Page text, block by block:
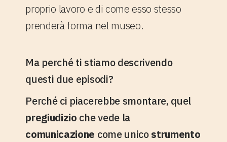
proprio lavoro e di come esso stesso
prenderà forma nel museo.
Ma perché ti stiamo descrivendo
questi due episodi?
Perché ci piacerebbe smontare, quel
pregiudizio che vede la
comunicazione come unicostrumento